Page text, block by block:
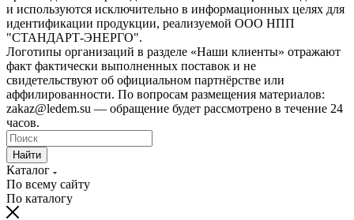
и используются исключительно в информационных целях для
идентификации продукции, реализуемой ООО НПП
"СТАНДАРТ-ЭНЕРГО".
Логотипы организаций в разделе «Наши клиенты» отражают
факт фактически выполненных поставок и не
свидетельствуют об официальном партнёрстве или
аффилированности. По вопросам размещения материалов:
zakaz@ledem.su — обращение будет рассмотрено в течение 24
часов.
Найти
Каталог
По всему сайту
По каталогу